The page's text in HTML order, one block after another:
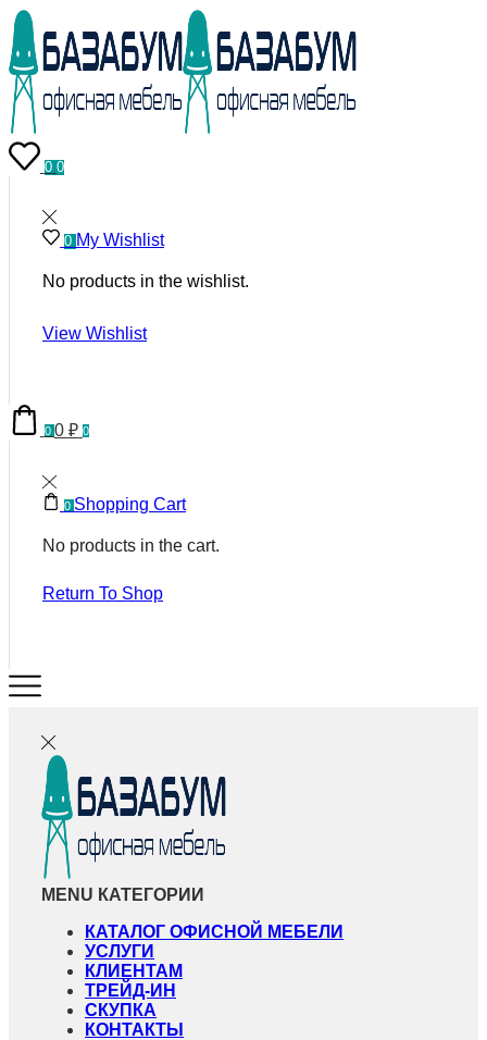
0 0
0 My Wishlist
No products in the wishlist.
View Wishlist
0 0 ₽ 0
0 Shopping Cart
No products in the cart.
Return To Shop
MENU КАТЕГОРИИ
КАТАЛОГ ОФИСНОЙ МЕБЕЛИ
УСЛУГИ
КЛИЕНТАМ
ТРЕЙД-ИН
СКУПКА
КОНТАКТЫ